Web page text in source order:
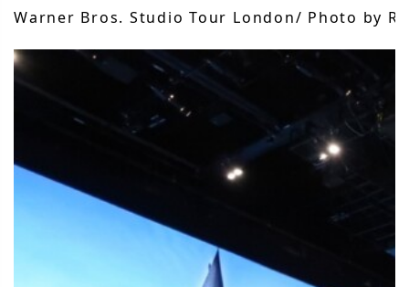
Warner Bros. Studio Tour London/ Photo by